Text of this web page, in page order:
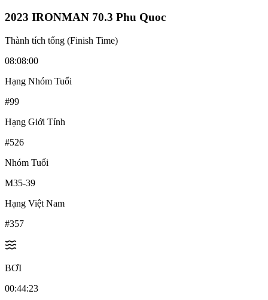
2023 IRONMAN 70.3 Phu Quoc
Thành tích tổng (Finish Time)
08:08:00
Hạng Nhóm Tuổi
#99
Hạng Giới Tính
#526
Nhóm Tuổi
M35-39
Hạng Việt Nam
#357
BƠI
00:44:23